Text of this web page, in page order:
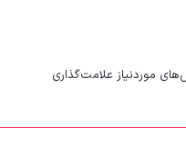
موردنیاز علامت‌گذاری